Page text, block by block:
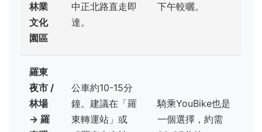
林業
文化
園區
中正北路直走即
達。
下午較曬。
羅東
夜市 /
林場
→ 羅
公車約10-15分
鐘。建議在「羅
東轉運站」或
騎乘YouBike也是
一個選擇，約需